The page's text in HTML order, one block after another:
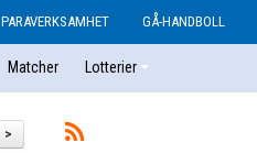
PARAVERKSAMHET GÅ-HANDBOLL
Matcher Lotterier
>